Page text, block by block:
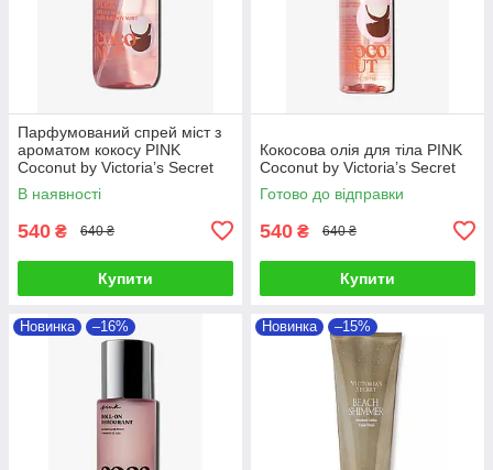
Парфумований спрей міст з
ароматом кокосу PINK
Coconut by Victoria’s Secret
В наявності
540 ₴ 640 ₴
Купити
Кокосова олія для тіла PINK
Coconut by Victoria’s Secret
Готово до відправки
540 ₴ 640 ₴
Купити
Новинка –16% Новинка –15%